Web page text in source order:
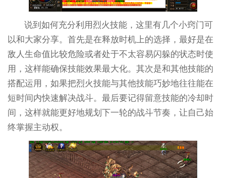
说到如何充分利用烈火技能，这里有几个小窍门可
以和大家分享。首先是在释放时机上的选择，最好是在
敌人生命值比较危险或者处于不太容易闪躲的状态时使
用，这样能确保技能效果最大化。其次是和其他技能的
搭配运用，如果把烈火技能与其他技能巧妙地往往能在
短时间内快速解决战斗。最后要记得留意技能的冷却时
间，这样就能更好地规划下一轮的战斗节奏，让自己始
终掌握主动权。